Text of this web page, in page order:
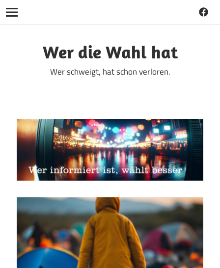
Navigation
springenWer die Wahl hat
Wer schweigt, hat schon verloren.